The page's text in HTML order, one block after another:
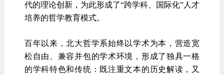
代的理论创新，为此形成了“跨学科、国际化”人才
培养的哲学教育模式。
百年以来，北大哲学系始终以学术为本，营造宽
松自由、兼容并包的学术环境，形成了独具一格
的学科特色和传统：既注重文本的历史解读，又